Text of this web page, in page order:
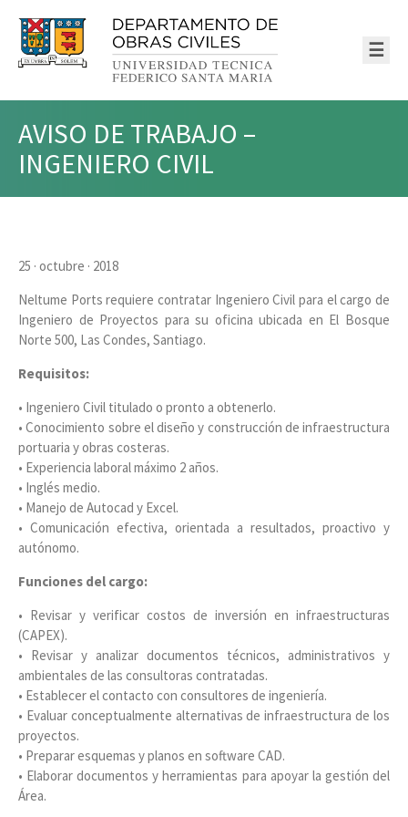
☰
AVISO DE TRABAJO –
INGENIERO CIVIL
25 · octubre · 2018
Neltume Ports requiere contratar Ingeniero Civil para el cargo de
Ingeniero de Proyectos para su oficina ubicada en El Bosque
Norte 500, Las Condes, Santiago.
Requisitos:
• Ingeniero Civil titulado o pronto a obtenerlo.
• Conocimiento sobre el diseño y construcción de infraestructura
portuaria y obras costeras.
• Experiencia laboral máximo 2 años.
• Inglés medio.
• Manejo de Autocad y Excel.
• Comunicación efectiva, orientada a resultados, proactivo y
autónomo.
Funciones del cargo:
• Revisar y verificar costos de inversión en infraestructuras
(CAPEX).
• Revisar y analizar documentos técnicos, administrativos y
ambientales de las consultoras contratadas.
• Establecer el contacto con consultores de ingeniería.
• Evaluar conceptualmente alternativas de infraestructura de los
proyectos.
• Preparar esquemas y planos en software CAD.
• Elaborar documentos y herramientas para apoyar la gestión del
Área.